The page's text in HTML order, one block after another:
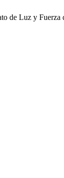
de Luz y